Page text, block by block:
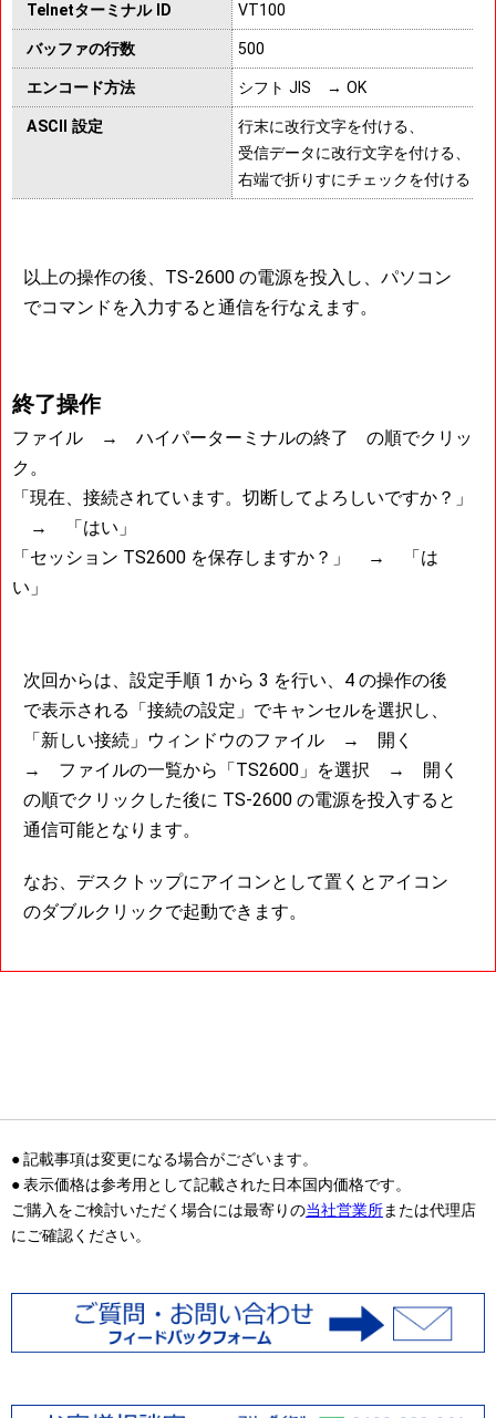
Telnetターミナル ID VT100
バッファの行数 500
エンコード方法 シフト JIS → OK
ASCII 設定
行末に改行文字を付ける、
受信データに改行文字を付ける、
右端で折りすにチェックを付け
以上の操作の後、TS-2600 の電源を投入し、パソコン
でコマンドを入力すると通信を行なえます。
終了操作
ファイル → ハイパーターミナルの終了 の順でクリッ
ク。
「現在、接続されています。切断してよろしいですか？」
→ 「はい」
「セッション TS2600 を保存しますか？」 → 「は
い」
次回からは、設定手順 1 から 3 を行い、4 の操作の後
で表示される「接続の設定」でキャンセルを選択し、
「新しい接続」ウィンドウのファイル → 開く
→ ファイルの一覧から「TS2600」を選択 → 開く
の順でクリックした後に TS-2600 の電源を投入すると
通信可能となります。
なお、デスクトップにアイコンとして置くとアイコン
のダブルクリックで起動できます。
● 記載事項は変更になる場合がございます。
● 表示価格は参考用として記載された日本国内価格です。
ご購入をご検討いただく場合には最寄りの当社営業所または代理店
にご確認ください。